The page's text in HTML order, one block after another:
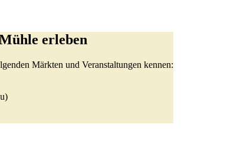
erleben
Märkten und Veranstaltungen kennen: